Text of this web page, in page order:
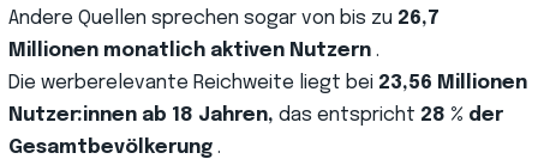
Andere Quellen sprechen sogar von bis zu 26,7
Millionen monatlich aktiven Nutzern .
Die werberelevante Reichweite liegt bei 23,56 Millionen
Nutzer:innen ab 18 Jahren, das entspricht 28 % der
Gesamtbevölkerung .